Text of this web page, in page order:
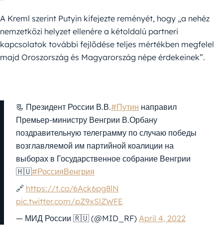
A Kreml szerint Putyin kifejezte reményét, hogy „a nehéz
nemzetközi helyzet ellenére a kétoldalú partneri
kapcsolatok további fejlődése teljes mértékben megfelel
majd Oroszország és Magyarország népe érdekeinek”.
📃 Президент России В.В.#Путин направил
Премьер-министру Венгрии В.Орбану
поздравительную телеграмму по случаю победы
возглавляемой им партийной коалиции на
выборах в Государственное собрание Венгрии
🇭🇺#РоссияВенгрия
🔗 https://t.co/6Ack6pg8lN
pic.twitter.com/pZ9xSlZWFE
— МИД России 🇷🇺 (@MID_RF) April 4, 2022